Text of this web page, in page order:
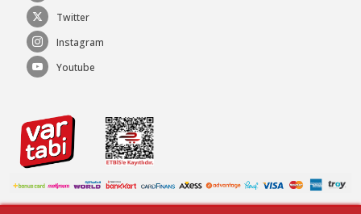
Twitter
Instagram
Youtube